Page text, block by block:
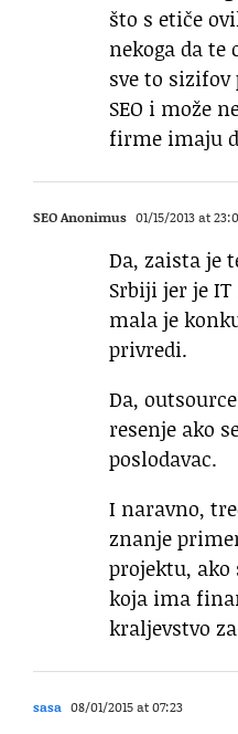
što s etiče
nekoga da te
sve to sizifov
SEO i može
firme imaju
SEO Anonimus 01/15/2013 at
Da, zaista je
Srbiji jer je
mala je
privredi.
Da,
resenje ako
poslodavac.
I naravno,
znanje
projektu, ako
koja ima
kraljevstvo
sasa 08/01/2015 at 07:23